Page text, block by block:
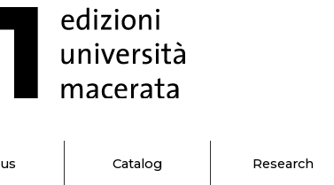
Catalog Research